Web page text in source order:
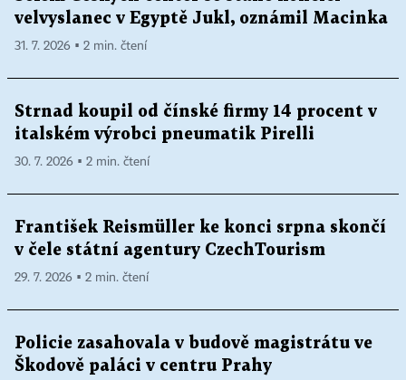
velvyslanec v Egyptě Jukl, oznámil Macinka
31. 7. 2026 ▪ 2 min. čtení
Strnad koupil od čínské firmy 14 procent v
italském výrobci pneumatik Pirelli
30. 7. 2026 ▪ 2 min. čtení
František Reismüller ke konci srpna skončí
v čele státní agentury CzechTourism
29. 7. 2026 ▪ 2 min. čtení
Policie zasahovala v budově magistrátu ve
Škodově paláci v centru Prahy